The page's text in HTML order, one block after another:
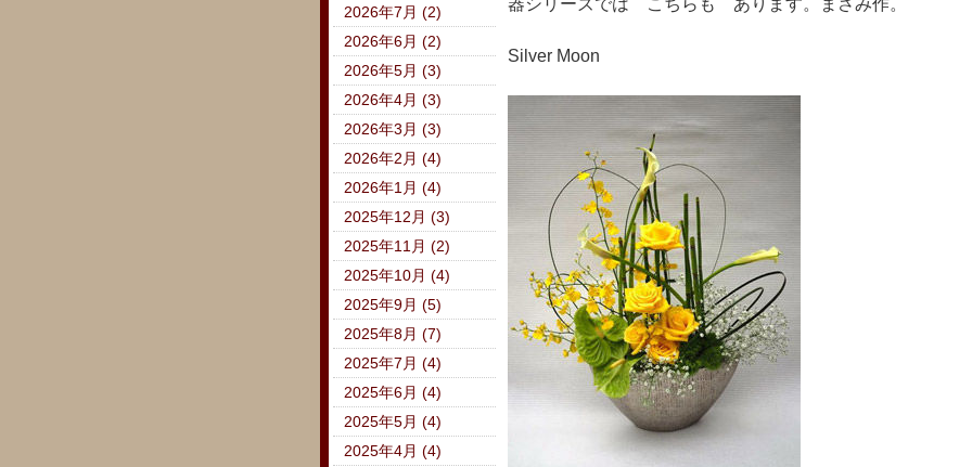
器シリーズでは こちらも あります。まさみ作。
Silver Moon
2026年7月 (2)
2026年6月 (2)
2026年5月 (3)
2026年4月 (3)
2026年3月 (3)
2026年2月 (4)
2026年1月 (4)
2025年12月 (3)
2025年11月 (2)
2025年10月 (4)
2025年9月 (5)
2025年8月 (7)
2025年7月 (4)
2025年6月 (4)
2025年5月 (4)
2025年4月 (4)